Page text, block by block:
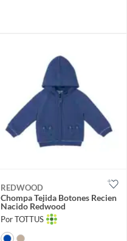
REDWOOD
Chompa Tejida Botones Recien
Nacido Redwood
Por TOTTUS